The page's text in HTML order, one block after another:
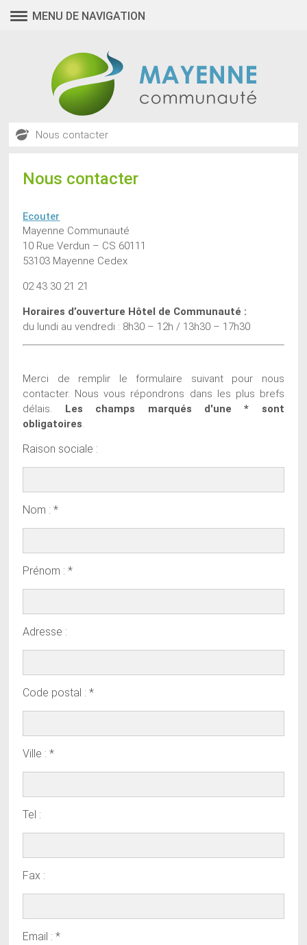
MENU DE NAVIGATION
Nous contacter
Nous contacter
Ecouter
Mayenne Communauté
10 Rue Verdun – CS 60111
53103 Mayenne Cedex
02 43 30 21 21
Horaires d’ouverture Hôtel de Communauté :
du lundi au vendredi : 8h30 – 12h / 13h30 – 17h30
Merci de remplir le formulaire suivant pour nous
contacter. Nous vous répondrons dans les plus brefs
délais.
Les champs marqués d'une * sont
obligatoires.
Raison sociale :
Nom : *
Prénom : *
Adresse :
Code postal : *
Ville : *
Tel :
Fax :
Email : *